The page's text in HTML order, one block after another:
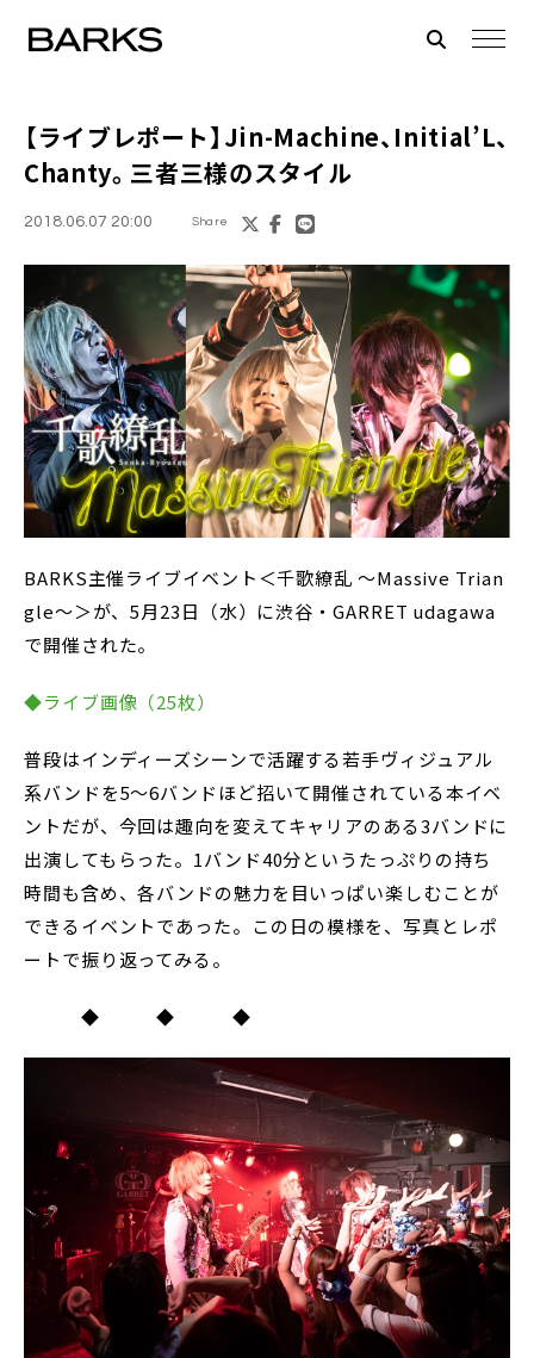
【ライブレポート】 Jin-Machine、Initial’L、
Chanty。三者三様のスタイル
2018.06.07 20:00 Share
BARKS主催ライブイベント＜千歌繚乱 ～Massive Trian
gle～＞が、5月23日（水）に渋谷・GARRET udagawa
で開催された。
◆ライブ画像（25枚）
普段はインディーズシーンで活躍する若手ヴィジュアル
系バンドを5～6バンドほど招いて開催されている本イベ
ントだが、今回は趣向を変えてキャリアのある3バンドに
出演してもらった。1バンド40分というたっぷりの持ち
時間も含め、各バンドの魅力を目いっぱい楽しむことが
できるイベントであった。この日の模様を、写真とレポ
ートで振り返ってみる。
◆ ◆ ◆